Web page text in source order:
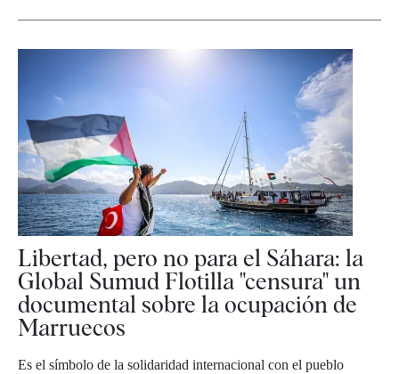
Libertad, pero no para el Sáhara: la
Global Sumud Flotilla "censura" un
documental sobre la ocupación de
Marruecos
Es el símbolo de la solidaridad internacional con el pueblo